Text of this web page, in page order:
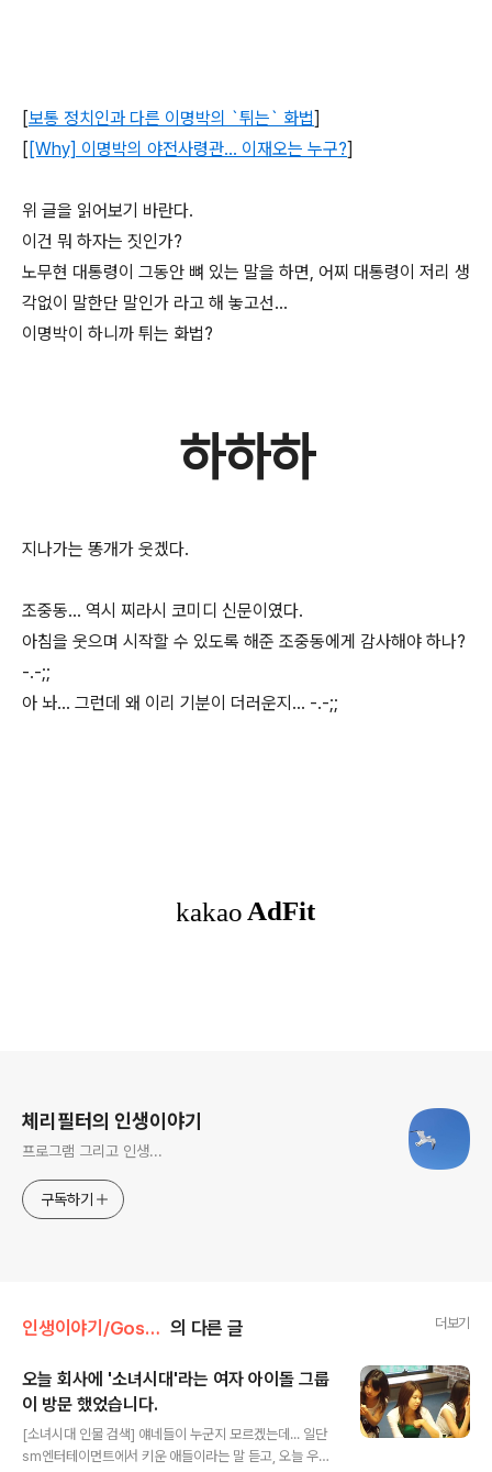
[보통 정치인과 다른 이명박의 `튀는` 화법]
[[Why] 이명박의 야전사령관… 이재오는 누구?]
위 글을 읽어보기 바란다.
이건 뭐 하자는 짓인가?
노무현 대통령이 그동안 뼈 있는 말을 하면, 어찌 대통령이 저리 생
각없이 말한단 말인가 라고 해 놓고선...
이명박이 하니까 튀는 화법?
하하하
지나가는 똥개가 웃겠다.
조중동... 역시 찌라시 코미디 신문이였다.
아침을 웃으며 시작할 수 있도록 해준 조중동에게 감사해야 하나?
-.-;;
아 놔... 그런데 왜 이리 기분이 더러운지... -.-;;
체리필터의 인생이야기
프로그램 그리고 인생...
구독하기
인생이야기/Gossip 의 다른 글 더보기
오늘 회사에 '소녀시대'라는 여자 아이돌 그룹
이 방문 했었습니다.
[소녀시대 인물 검색] 얘네들이 누군지 모르겠는데... 일단
sm엔터테이먼트에서 키운 애들이라는 말 듣고, 오늘 우리